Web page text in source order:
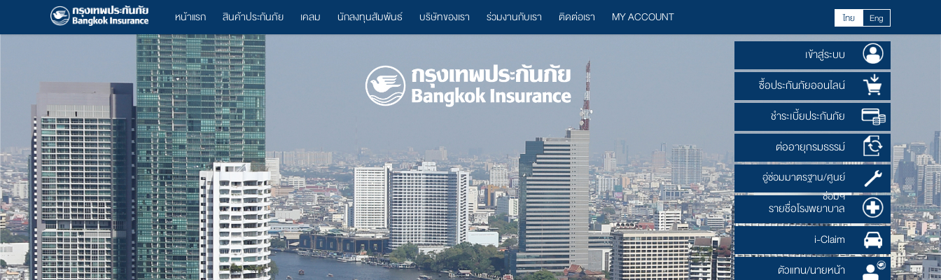
หน้าแรก สินค้าประกันภัย เคลม นักลงทุนสัมพันธ์ บริษัทของเรา ร่วมงานกับเรา ติดต่อเรา MY ACCOUNT ไทย Eng
เข้าสู่ระบบ
ซื้อประกันภัยออนไลน์
ชำระเบี้ยประกันภัย
ต่ออายุกรมธรรม์
อู่ซ่อมมาตรฐาน/ศูนย์
ซ่อมฯ
รายชื่อโรงพยาบาล
i-Claim
ตัวแทน/นายหน้า